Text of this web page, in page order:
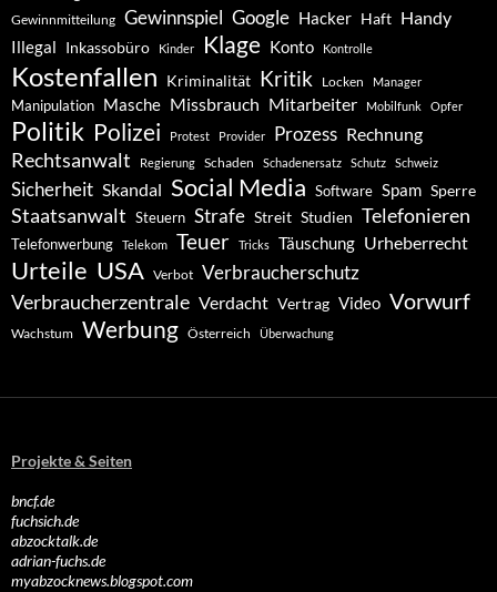
Gewinnmitteilung Gewinnspiel Google Hacker Haft Handy
Illegal Inkassobüro Kinder Klage Konto Kontrolle
Kostenfallen Kriminalität Kritik Locken Manager
Manipulation Masche Missbrauch Mitarbeiter Mobilfunk Opfer
Politik Polizei Protest Provider Prozess Rechnung
Rechtsanwalt Regierung Schaden Schadenersatz Schutz Schweiz
Sicherheit Skandal Social Media Software Spam Sperre
Staatsanwalt Steuern Strafe Streit Studien Telefonieren
Telefonwerbung Telekom Teuer Tricks Täuschung Urheberrecht
Urteile USA Verbot Verbraucherschutz
Verbraucherzentrale Verdacht Vertrag Video Vorwurf
Wachstum Werbung Österreich Überwachung
Projekte & Seiten
bncf.de
fuchsich.de
abzocktalk.de
adrian-fuchs.de
myabzocknews.blogspot.com